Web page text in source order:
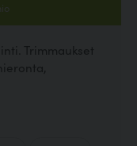
Trimmaukset